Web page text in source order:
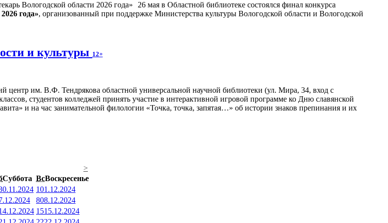
26 мая в Областной библиотеке состоялся финал конкурса
года», организованный при поддержке Министерства культуры Вологодской области и Вологодской
и культуры 12+
центр им. В.Ф. Тендрякова областной универсальной научной библиотеки (ул. Мира, 34, вход с
студентов колледжей принять участие в интерактивной игровой программе ко Дню славянской
и на час занимательной филологии «Точка, точка, запятая…» об истории знаков препинания и их
>
Суббота ВсВоскресенье
101.12.2024
808.12.2024
1515.12.2024